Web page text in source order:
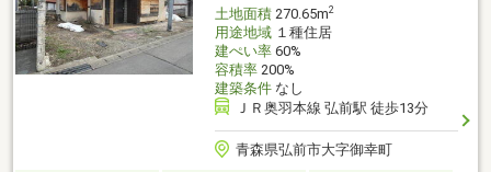
土地面積270.65m2
用途地域１種住居
建ぺい率60%
容積率200%
建築条件なし
ＪＲ奥羽本線 弘前駅 徒歩13分
青森県弘前市大字御幸町